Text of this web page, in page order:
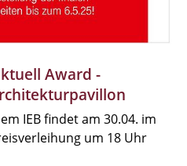
Award -
IEB findet am 30.04. im
um 18 Uhr